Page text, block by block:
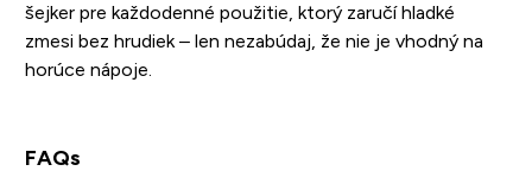
šejker pre každodenné použitie, ktorý zaručí hladké
zmesi bez hrudiek – len nezabúdaj, že nie je vhodný na
horúce nápoje.
FAQs